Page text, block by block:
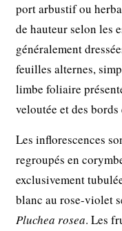
port arbustif ou
de hauteur selon les
généralement
feuilles alternes,
limbe foliaire
veloutée et des
Les inflorescences
regroupés en
exclusivement
blanc au rose-violet
Pluchea rosea. Les